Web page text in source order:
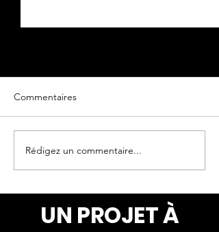
Oeuvre originale
Commentaires
Rédigez un commentaire...
UN PROJET À